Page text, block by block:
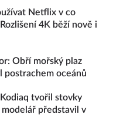
Netflix v co
4K běží nově i
Obří mořský plaz
postrachem oceánů
tvořil stovky
představil v